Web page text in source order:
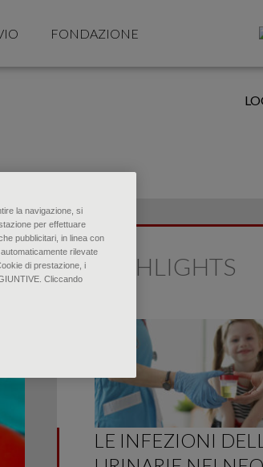
FONDAZIONE
HIGHLIGHTS
LE INFEZIONI
la navigazione, si
per effettuare
pubblicitari, in linea con
rilevate
di prestazione, i
Cliccando